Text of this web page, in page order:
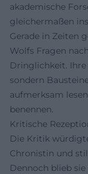
akademische
gleichermaßen
Gerade in Zeiten
Wolfs Fragen
Dringlichkeit. Ihre
sondern
aufmerksam
benennen.
Kritische
Die Kritik
Chronistin und
Dennoch blieb